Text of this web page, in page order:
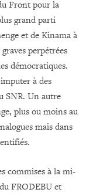
Front pour la
grand parti
et de Kinama à
perpétrées
démocratiques.
à des
SNR. Un autre
plus ou moins au
mais dans
commises à la mi-
FRODEBU et